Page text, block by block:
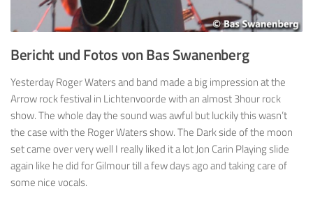
Bericht und Fotos von Bas Swanenberg
Yesterday Roger Waters and band made a big impression at the
Arrow rock festival in Lichtenvoorde with an almost 3hour rock
show. The whole day the sound was awful but luckily this wasn’t
the case with the Roger Waters show. The Dark side of the moon
set came over very well I really liked it a lot Jon Carin Playing slide
again like he did for Gilmour till a few days ago and taking care of
some nice vocals.